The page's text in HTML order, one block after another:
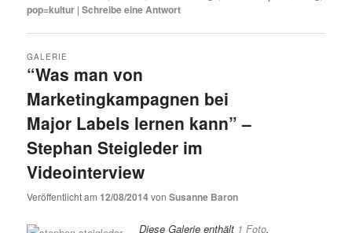
pop=kultur |Schreibe eine Antwort
“Was man von
Marketingkampagnen bei
Major Labels lernen kann” –
Stephan Steigleder im
Videointerview
GALERIE
Veröffentlicht am 12/08/2014vonSusanne Baron
Diese Galerie enthält 1 Foto.